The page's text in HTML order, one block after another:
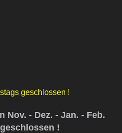
geschlossen !
Nov. - Dez. - Jan. - Feb.
!